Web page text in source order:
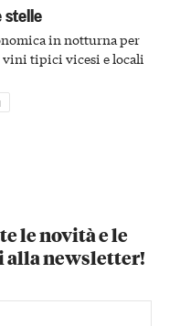
stelle
in notturna per
tipici vicesi e locali
le novità e le
newsletter!